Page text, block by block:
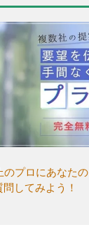
のプロにあなたの
してみよう！